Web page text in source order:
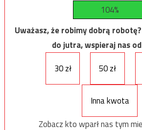
104%
Uważasz, że robimy dobrą
do jutra, wspieraj nas
30 zł
50 zł
Inna kwota
Zobacz kto wparł nas tym